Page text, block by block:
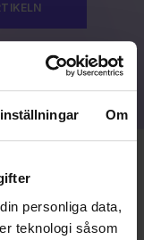
Om
personliga data,
teknologi såsom